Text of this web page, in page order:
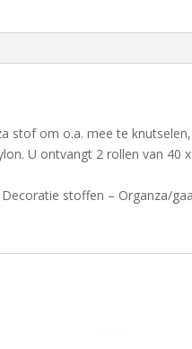
stof om o.a. mee te knutselen,
U ontvangt 2 rollen van 40
stoffen – Organza/